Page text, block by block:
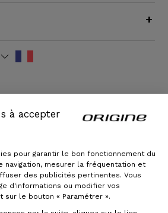
à accepter
pour garantir le bon fonctionnement du
navigation, mesurer la fréquentation et
des publicités pertinentes. Vous
d'informations ou modifier vos
sur le bouton « Paramétrer ».
+
| Mentions légales